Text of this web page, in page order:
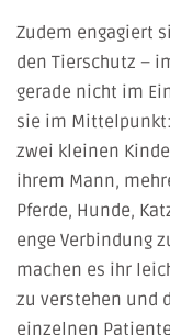
Zudem engagiert
den Tierschutz –
gerade nicht im
sie im
zwei kleinen
ihrem Mann,
Pferde, Hunde,
enge Verbindung
machen es ihr
zu verstehen und
einzelnen